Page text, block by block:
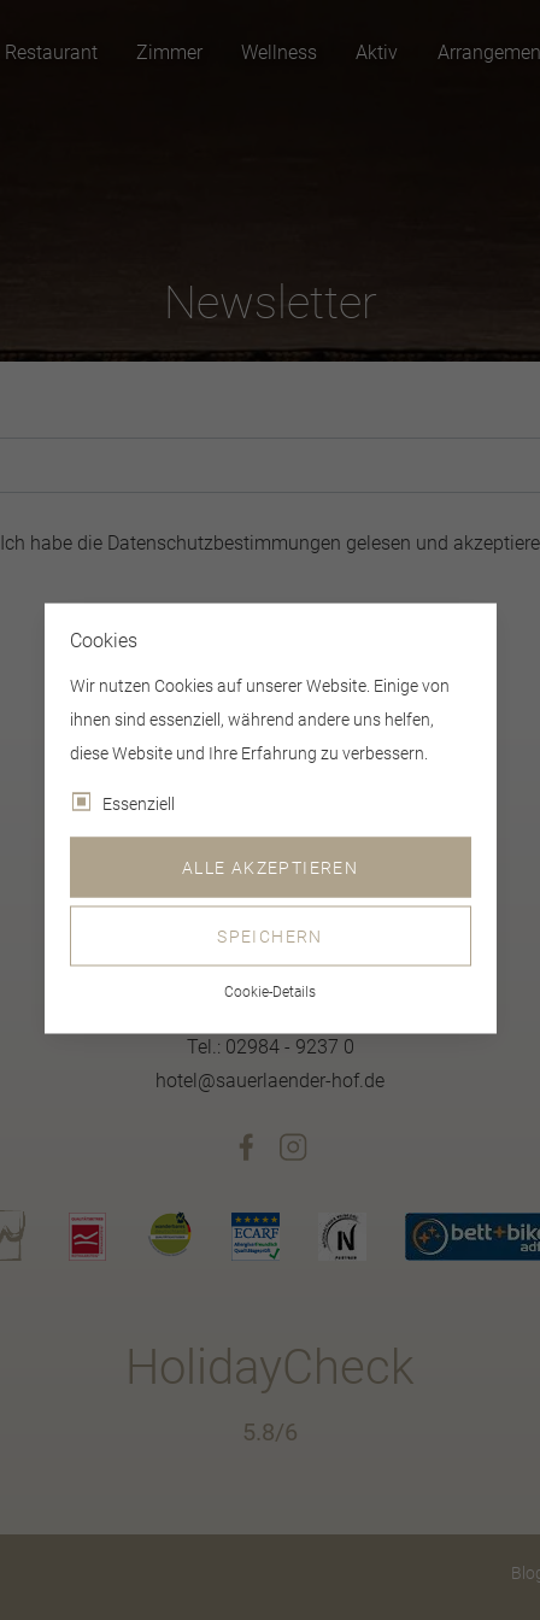
Restaurant Zimmer Wellness Aktiv
Newsletter
Ich habe die Datenschutzbestimmungen gelesen und
Tel.: 02984 - 9237 0
hotel@sauerlaender-hof.de
HolidayCheck
5.8/6
Cookies
Wir nutzen Cookies auf unserer Website. Einige von
ihnen sind essenziell, während andere uns helfen,
diese Website und Ihre Erfahrung zu verbessern.
Essenziell
ALLE AKZEPTIEREN
SPEICHERN
Cookie-Details